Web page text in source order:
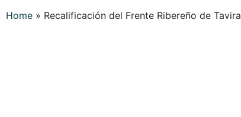
Home » Recalificación del Frente Ribereño de Tavira